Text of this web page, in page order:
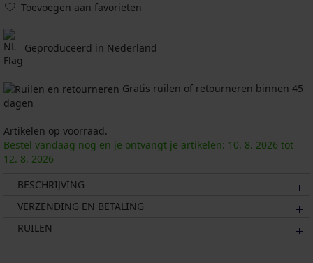
Toevoegen aan favorieten
Geproduceerd in Nederland
Gratis ruilen of retourneren binnen 45
dagen
Artikelen op voorraad.
Bestel vandaag nog en je ontvangt je artikelen: 10. 8. 2026 tot
12. 8. 2026
BESCHRIJVING
VERZENDING EN BETALING
RUILEN